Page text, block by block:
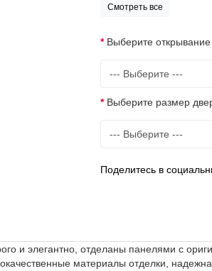
Смотреть все
Выберите открывание
Выберите размер
Поделитесь в
и элегантно, отделаны панелями с
материалы отделки,